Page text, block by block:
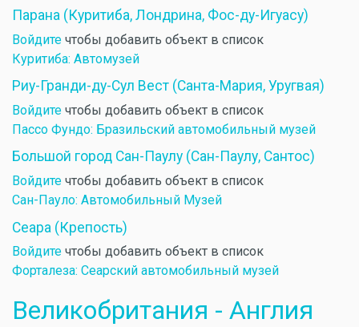
Парана (Куритиба, Лондрина, Фос-ду-Игуасу)
Войдите чтобы добавить объект в список
Куритиба: Автомузей
Риу-Гранди-ду-Сул Вест (Санта-Мария, Уругвая)
Войдите чтобы добавить объект в список
Пассо Фундо: Бразильский автомобильный музей
Большой город Сан-Паулу (Сан-Паулу, Сантос)
Войдите чтобы добавить объект в список
Сан-Пауло: Автомобильный Музей
Сеара (Крепость)
Войдите чтобы добавить объект в список
Форталеза: Сеарский автомобильный музей
Великобритания - Англия